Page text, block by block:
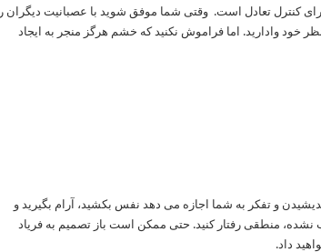
کنترل تعادل است. وقتی شما موفق شوید با عصبانیت دیگران را
نظر خود وادارید. اما فراموش نکنید که خشم هرگز منجر به ایجاد
و تا شماره 10 بشمارید. اندیشیدن و تفکر به شما اجازه می دهد نفس بکشید، آرام بگیرید و
منطقی رفتار کنید. حتی ممکن است باز تصمیم به فریاد
داد.